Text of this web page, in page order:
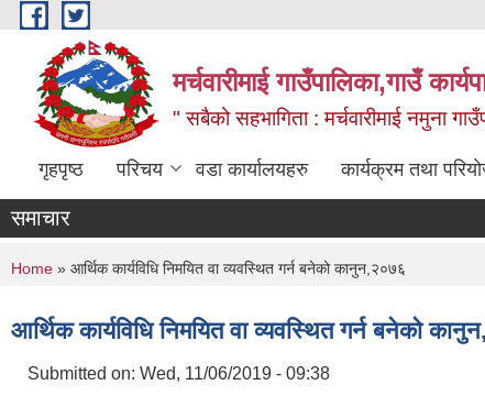
Skip to main content
मर्चवारीमाई गाउँपालिका,गाउँ
" सबैको सहभागिता : मर्चवारीमाई नमुना
गृहपृष्ठ परिचय वडा कार्यालयहरु कार्यक्रम तथा
समाचार
You are here
Home » आर्थिक कार्यविधि निमयित वा व्यवस्थित गर्न बनेको कानुन,२०७६
आर्थिक कार्यविधि निमयित वा व्यवस्थित गर्न बनेको
Submitted on: Wed, 11/06/2019 - 09:38